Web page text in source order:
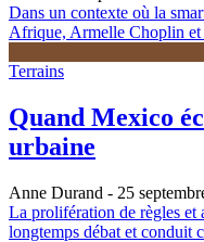
Dans un contexte où la
Afrique, Armelle Choplin
Terrains
Quand Mexico
urbaine
Anne Durand - 25
La prolifération de règles et
longtemps débat et conduit